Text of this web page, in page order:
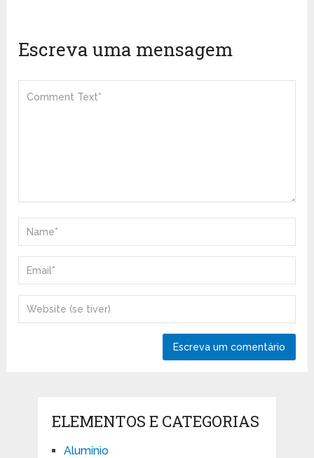
Escreva uma mensagem
ELEMENTOS E CATEGORIAS
Alumínio